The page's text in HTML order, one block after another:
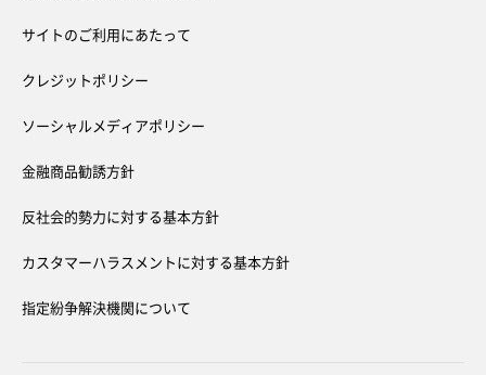
サイトのご利用にあたって
クレジットポリシー
ソーシャルメディアポリシー
金融商品勧誘方針
反社会的勢力に対する基本方針
カスタマーハラスメントに対する基本方針
指定紛争解決機関について